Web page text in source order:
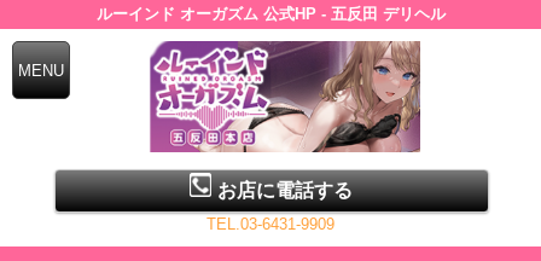
ルーインド オーガズム 公式HP - 五反田 デリヘル
お店に電話する
TEL.03-6431-9909